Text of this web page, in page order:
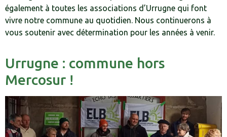
également à toutes les associations d’Urrugne qui font
vivre notre commune au quotidien. Nous continuerons à
vous soutenir avec détermination pour les années à venir.
Urrugne : commune hors
Mercosur !